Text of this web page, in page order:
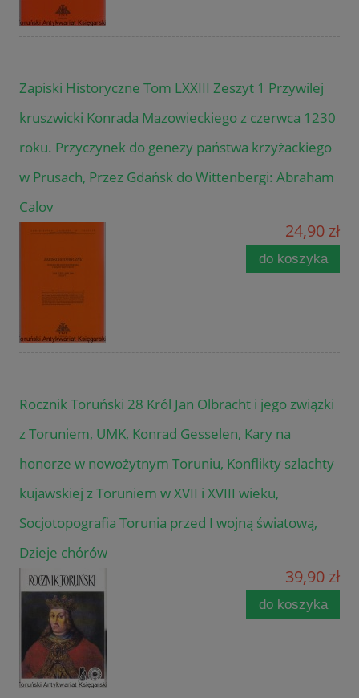
Zapiski Historyczne Tom LXXIII Zeszyt 1 Przywilej
kruszwicki Konrada Mazowieckiego z czerwca 1230
roku. Przyczynek do genezy państwa krzyżackiego
w Prusach, Przez Gdańsk do Wittenbergi: Abraham
Calov
24,90 zł
do koszyka
Rocznik Toruński 28 Król Jan Olbracht i jego związki
z Toruniem, UMK, Konrad Gesselen, Kary na
honorze w nowożytnym Toruniu, Konflikty szlachty
kujawskiej z Toruniem w XVII i XVIII wieku,
Socjotopografia Torunia przed I wojną światową,
Dzieje chórów
39,90 zł
do koszyka